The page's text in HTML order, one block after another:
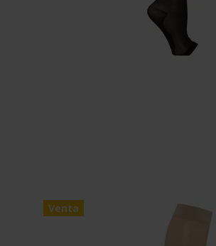
Venta